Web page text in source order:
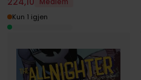
Medlem
Kun 1 igjen